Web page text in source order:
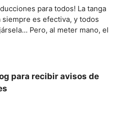
para todos! La tanga
siempre es efectiva, y todos
Pero, al meter mano, el
para recibir avisos de